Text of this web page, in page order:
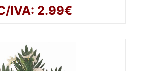
IVA: 2.99€